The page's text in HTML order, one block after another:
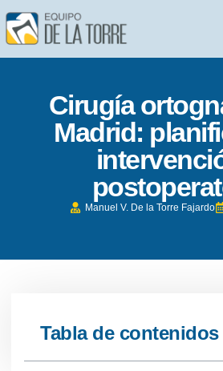
Cirugía
Madrid:
Manuel V. De la Torre Fajardo
Tabla de contenidos